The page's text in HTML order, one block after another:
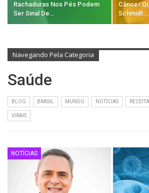
Rachaduras Nos Pés Podem
Ser Sinal De…
Câncer
Schmidt:…
Navegando Pela Categoria
Saúde
BLOG BRASIL MUNDO NOTÍCIAS
VIRAIS
NOTÍCIAS